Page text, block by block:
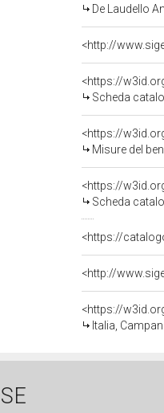
De Laudello
<http://
<https://
Scheda
<https://
Misure del
<https://
Scheda
<https://
<http://
<https://
Italia,